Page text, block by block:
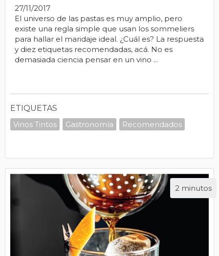
27/11/2017
El universo de las pastas es muy amplio, pero
existe una regla simple que usan los sommeliers
para hallar el maridaje ideal. ¿Cuál es? La respuesta
y diez etiquetas recomendadas, acá. No es
demasiada ciencia pensar en un vino ...
ETIQUETAS
Vinos Tintos
Gastronomía Recomendados
2 minutos